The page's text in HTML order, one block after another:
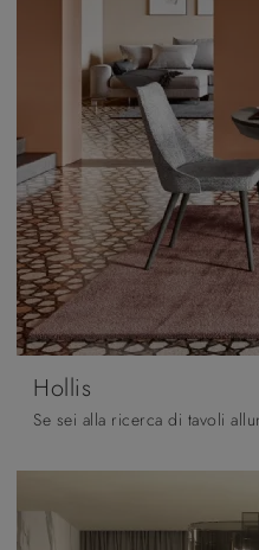
Hollis